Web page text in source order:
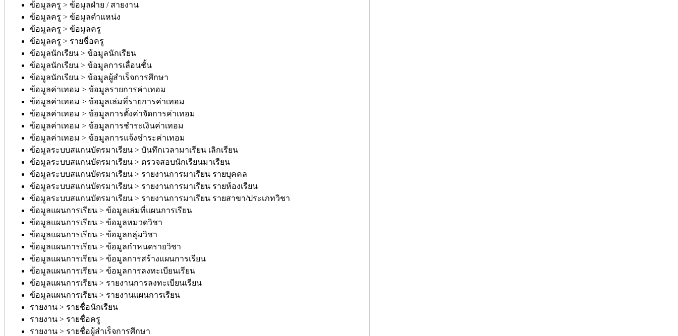
ข้อมูลครู > ข้อมูลฝ่าย / สายงาน
ข้อมูลครู > ข้อมูลตำแหน่ง
ข้อมูลครู > ข้อมูลครู
ข้อมูลครู > รายชื่อครู
ข้อมูลนักเรียน > ข้อมูลนักเรียน
ข้อมูลนักเรียน > ข้อมูลการเลื่อนชั้น
ข้อมูลนักเรียน > ข้อมูลผู้สำเร็จการศึกษา
ข้อมูลค่าเทอม > ข้อมูลรายการค่าเทอม
ข้อมูลค่าเทอม > ข้อมูลเล่มที่รายการค่าเทอม
ข้อมูลค่าเทอม > ข้อมูลการตั้งค่าจัดการค่าเทอม
ข้อมูลค่าเทอม > ข้อมูลการชำระเงินค่าเทอม
ข้อมูลค่าเทอม > ข้อมูลการแจ้งชำระค่าเทอม
ข้อมูลระบบสแกนบัตรมาเรียน > บันทึกเวลามาเรียน เลิกเรียน
ข้อมูลระบบสแกนบัตรมาเรียน > ตรวจสอบนักเรียนมาเรียน
ข้อมูลระบบสแกนบัตรมาเรียน > รายงานการมาเรียน รายบุคคล
ข้อมูลระบบสแกนบัตรมาเรียน > รายงานการมาเรียน รายห้องเรียน
ข้อมูลระบบสแกนบัตรมาเรียน > รายงานการมาเรียน รายสาขา/ประเภทวิชา
ข้อมูลแผนการเรียน > ข้อมูลเล่มที่แผนการเรียน
ข้อมูลแผนการเรียน > ข้อมูลหมวดวิชา
ข้อมูลแผนการเรียน > ข้อมูลกลุ่มวิชา
ข้อมูลแผนการเรียน > ข้อมูลกำหนดรายวิชา
ข้อมูลแผนการเรียน > ข้อมูลการสร้างแผนการเรียน
ข้อมูลแผนการเรียน > ข้อมูลการลงทะเบียนเรียน
ข้อมูลแผนการเรียน > รายงานการลงทะเบียนเรียน
ข้อมูลแผนการเรียน > รายงานแผนการเรียน
รายงาน > รายชื่อนักเรียน
รายงาน > รายชื่อครู
รายงาน > รายชื่อผู้สำเร็จการศึกษา